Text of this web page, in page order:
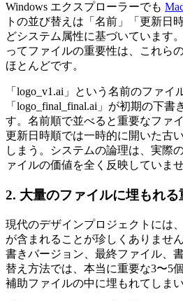
Windows エクスプローラーでも
トの並び替えは「名前」「更新日
どシステム属性に基づいています
ってファイルの重要性は、これら
ほとんどです。
「logo_v1.ai」という名前のファイ
「logo_final_final.ai」が初期の下書
す。名前順で並べると重要なファ
更新日時順では一時的に開いた古
しまう。システムの論理は、実際
ァイルの価値を全く反映していませ
2. 大量のファイルに埋もれる
現代のデザインプロジェクトには
が含まれることが珍しくありませ
書きバージョン、最終ファイル、
替え方法では、本当に重要な3〜5
補助ファイルの中に埋もれてしまい